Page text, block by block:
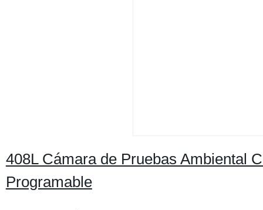
408L Cámara de Pruebas Ambiental
Programable